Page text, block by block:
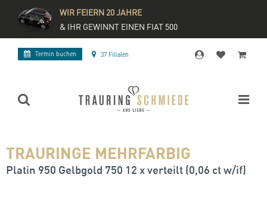
WIR FEIERN 20 JAHRE
& IHR GEWINNT EINEN FIAT 500
Termin buchen 37 Filialen
TRAURINGE MEHRFARBIG
Platin 950 Gelbgold 750 12 x verteilt (0,06 ct w/if)